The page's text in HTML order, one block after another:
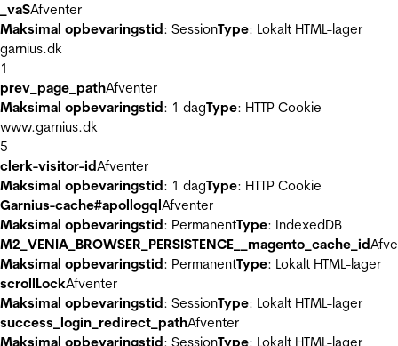
_vaSAfventer
Maksimal opbevaringstid: SessionType: Lokalt HTML-lager
garnius.dk
1
prev_page_pathAfventer
Maksimal opbevaringstid: 1 dagType: HTTP Cookie
www.garnius.dk
5
clerk-visitor-idAfventer
Maksimal opbevaringstid: 1 dagType: HTTP Cookie
Garnius-cache#apollogqlAfventer
Maksimal opbevaringstid: PermanentType: IndexedDB
M2_VENIA_BROWSER_PERSISTENCE__magento_cache_id
Maksimal opbevaringstid: PermanentType: Lokalt HTML-lager
scrollLockAfventer
Maksimal opbevaringstid: SessionType: Lokalt HTML-lager
success_login_redirect_pathAfventer
Maksimal opbevaringstid: SessionType: Lokalt HTML-lager